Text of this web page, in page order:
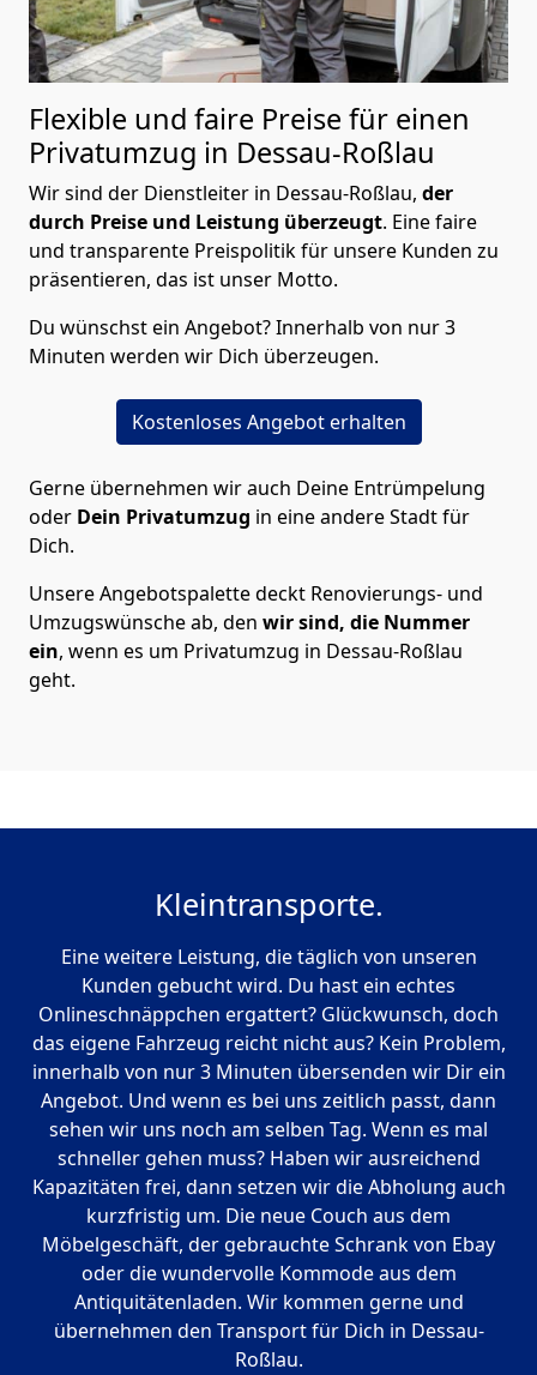
Flexible und faire Preise für einen
Privatumzug in Dessau-Roßlau
Wir sind der Dienstleiter in Dessau-Roßlau, der
durch Preise und Leistung überzeugt. Eine faire
und transparente Preispolitik für unsere Kunden zu
präsentieren, das ist unser Motto.
Du wünschst ein Angebot? Innerhalb von nur 3
Minuten werden wir Dich überzeugen.
Kostenloses Angebot erhalten
Gerne übernehmen wir auch Deine Entrümpelung
oder Dein Privatumzug in eine andere Stadt für
Dich.
Unsere Angebotspalette deckt Renovierungs- und
Umzugswünsche ab, den wir sind, die Nummer
ein, wenn es um Privatumzug in Dessau-Roßlau
geht.
Kleintransporte.
Eine weitere Leistung, die täglich von unseren
Kunden gebucht wird. Du hast ein echtes
Onlineschnäppchen ergattert? Glückwunsch, doch
das eigene Fahrzeug reicht nicht aus? Kein Problem,
innerhalb von nur 3 Minuten übersenden wir Dir ein
Angebot. Und wenn es bei uns zeitlich passt, dann
sehen wir uns noch am selben Tag. Wenn es mal
schneller gehen muss? Haben wir ausreichend
Kapazitäten frei, dann setzen wir die Abholung auch
kurzfristig um. Die neue Couch aus dem
Möbelgeschäft, der gebrauchte Schrank von Ebay
oder die wundervolle Kommode aus dem
Antiquitätenladen. Wir kommen gerne und
übernehmen den Transport für Dich in Dessau-
Roßlau.